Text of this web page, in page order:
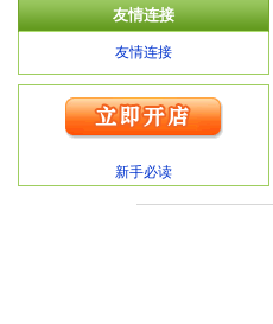
友情连接
友情连接
新手必读